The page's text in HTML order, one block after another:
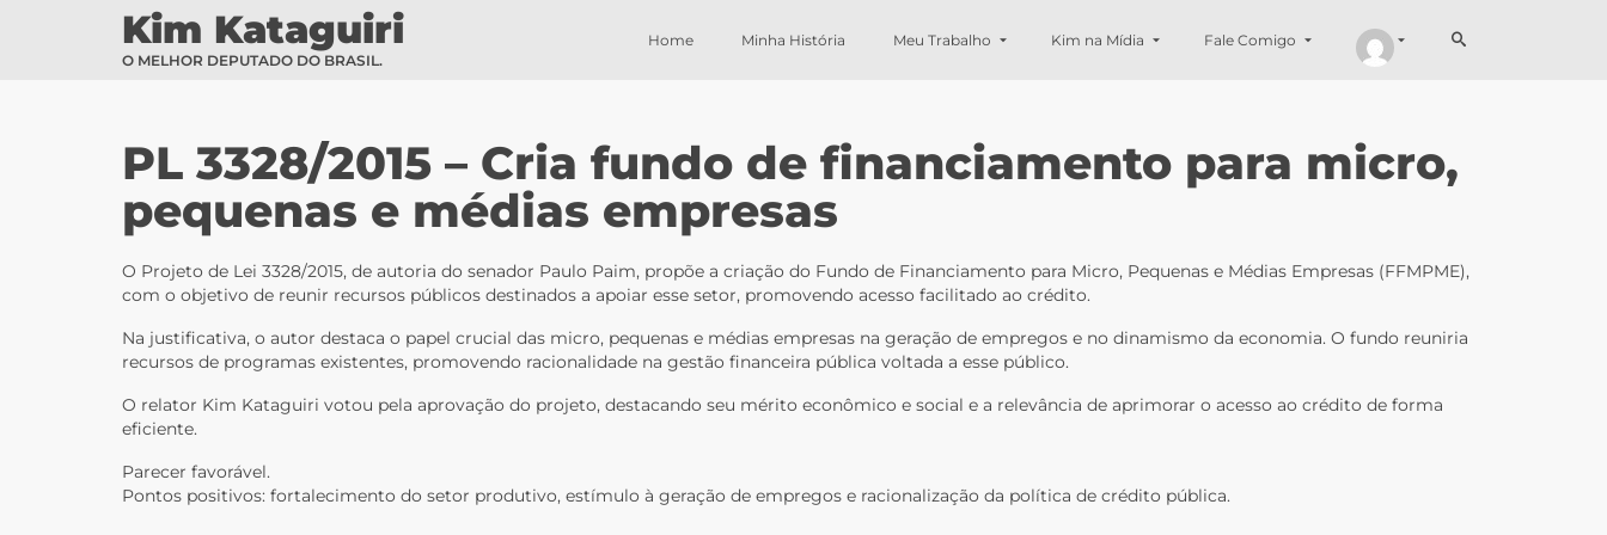
Kim Kataguiri
O MELHOR DEPUTADO DO BRASIL.
Home Minha História Meu Trabalho Kim na Mídia Fale Comigo
PL 3328/2015 – Cria fundo de financiamento para micro,
pequenas e médias empresas
O Projeto de Lei 3328/2015, de autoria do senador Paulo Paim, propõe a criação do Fundo de Financiamento para Micro, Pequenas e Médias Empresas (FFMPME),
com o objetivo de reunir recursos públicos destinados a apoiar esse setor, promovendo acesso facilitado ao crédito.
Na justificativa, o autor destaca o papel crucial das micro, pequenas e médias empresas na geração de empregos e no dinamismo da economia. O fundo reuniria
recursos de programas existentes, promovendo racionalidade na gestão financeira pública voltada a esse público.
O relator Kim Kataguiri votou pela aprovação do projeto, destacando seu mérito econômico e social e a relevância de aprimorar o acesso ao crédito de forma
eficiente.
Parecer favorável.
Pontos positivos: fortalecimento do setor produtivo, estímulo à geração de empregos e racionalização da política de crédito pública.